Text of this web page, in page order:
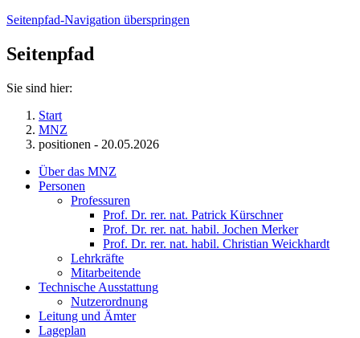
Seitenpfad-Navigation überspringen
Seitenpfad
Sie sind hier:
Start
MNZ
positionen - 20.05.2026
Über das MNZ
Personen
Professuren
Prof. Dr. rer. nat. Patrick Kürschner
Prof. Dr. rer. nat. habil. Jochen Merker
Prof. Dr. rer. nat. habil. Christian Weickhardt
Lehrkräfte
Mitarbeitende
Technische Ausstattung
Nutzerordnung
Leitung und Ämter
Lageplan